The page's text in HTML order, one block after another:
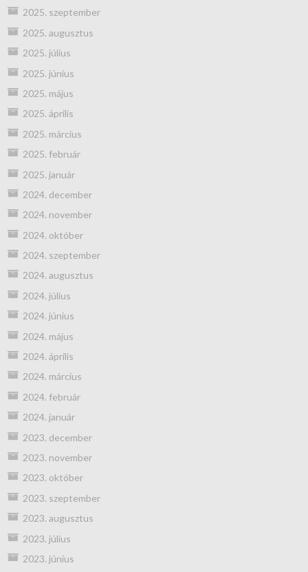
2025. szeptember
2025. augusztus
2025. július
2025. június
2025. május
2025. április
2025. március
2025. február
2025. január
2024. december
2024. november
2024. október
2024. szeptember
2024. augusztus
2024. július
2024. június
2024. május
2024. április
2024. március
2024. február
2024. január
2023. december
2023. november
2023. október
2023. szeptember
2023. augusztus
2023. július
2023. június